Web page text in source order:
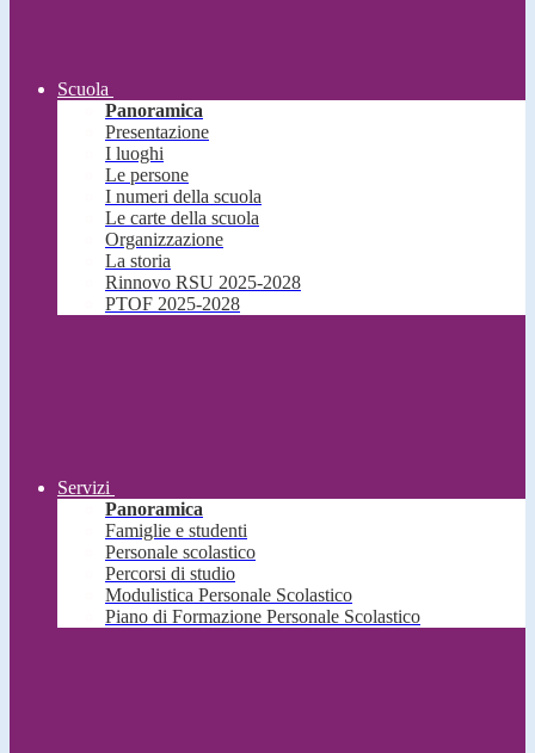
Scuola
Panoramica
Presentazione
I luoghi
Le persone
I numeri della scuola
Le carte della scuola
Organizzazione
La storia
Rinnovo RSU 2025-2028
PTOF 2025-2028
Servizi
Panoramica
Famiglie e studenti
Personale scolastico
Percorsi di studio
Modulistica Personale Scolastico
Piano di Formazione Personale Scolastico